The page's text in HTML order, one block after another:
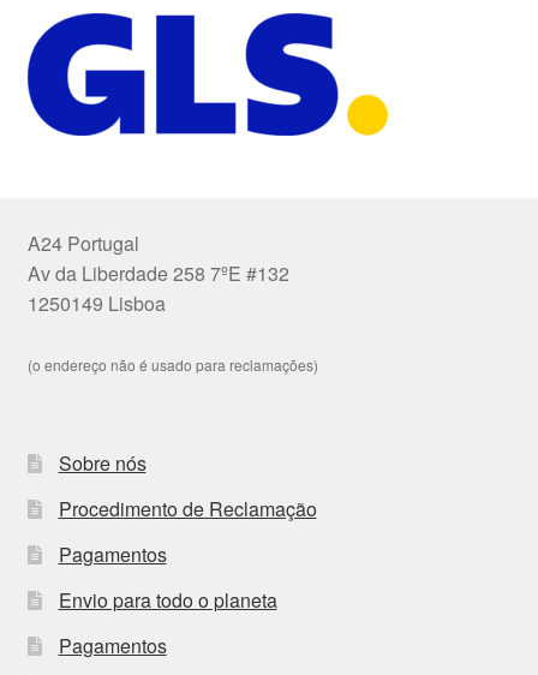
A24 Portugal
Av da Liberdade 258 7ºE #132
1250149 Lisboa
(o endereço não é usado para reclamações)
Sobre nós
Procedimento de Reclamação
Pagamentos
Envio para todo o planeta
Pagamentos